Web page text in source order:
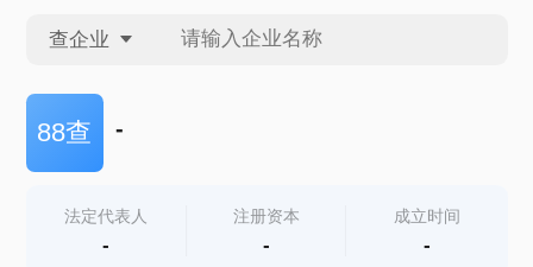
查企业
查企业
查产地
88查 -
法定代表人
-
注册资本
-
成立时间
-